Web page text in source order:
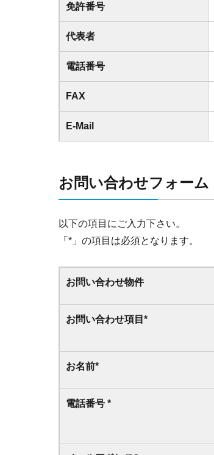
免許番号
代表者
電話番号
FAX
E-Mail
お問い合わせフォーム
以下の項目にご入力下さい。
「 * 」の項目は必須となります。
お問い合わせ物件
お問い合わせ項目 *
お名前*
電話番号 *